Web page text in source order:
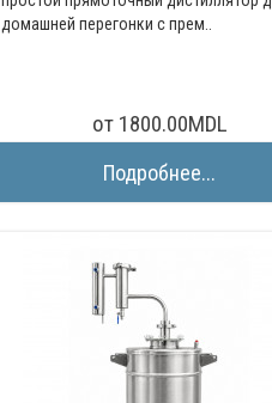
домашней перегонки с прем..
от 1800.00MDL
Подробнее...